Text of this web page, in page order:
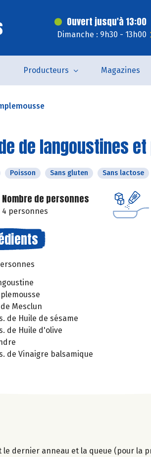
Ouvert jusqu'à 13:00
Dimanche : 9h30 - 13h00
Producteurs Magazines
de langoustines
Poisson Sans gluten Sans lactose
Nombre de personnes
4 personnes
Mesclun
de Huile de sésame
de Huile d'olive
de Vinaigre balsamique
dernier anneau et la queue (pour la